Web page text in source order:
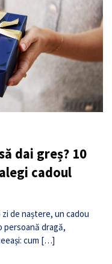
dai greș? 10
cadoul
de naștere, un cadou
persoană dragă,
cum […]